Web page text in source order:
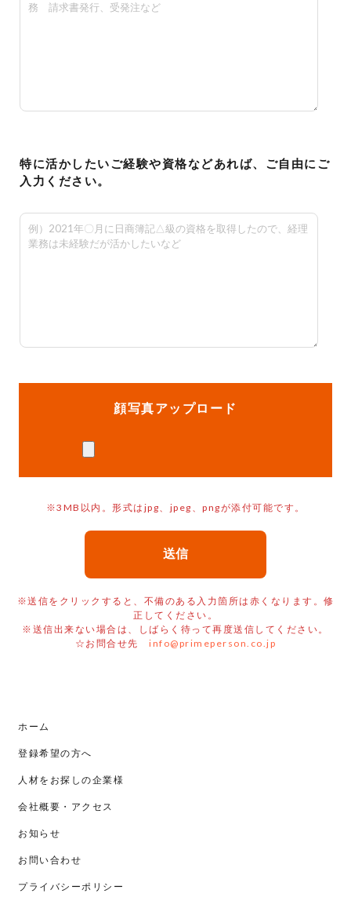
特に活かしたいご経験や資格などあれば、ご自由にご
入力ください。
顔写真アップロード
※3MB以内。形式はjpg、jpeg、pngが添付可能です。
※送信をクリックすると、不備のある入力箇所は赤くなります。修
正してください。
※送信出来ない場合は、しばらく待って再度送信してください。
☆お問合せ先info@primeperson.co.jp
ホーム
登録希望の方へ
人材をお探しの企業様
会社概要・アクセス
お知らせ
お問い合わせ
プライバシーポリシー